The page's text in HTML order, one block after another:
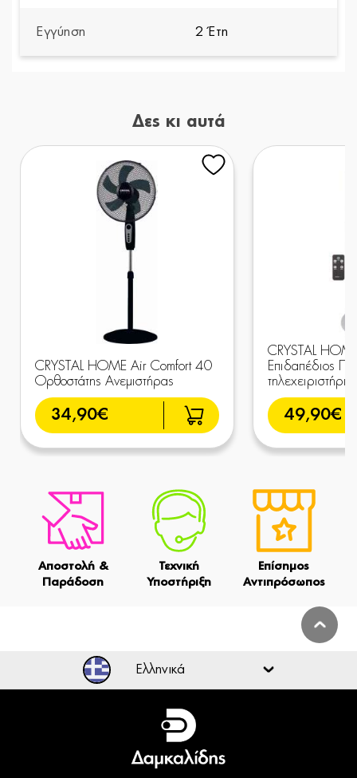
Εγγύηση 2 Έτη
Δες κι αυτά
CRYSTAL HOME Air Comfort 40
Ορθοστάτης Ανεμιστήρας
34,90€
CRYSTAL
Επιδαπέδιος
τηλεχειριστήριο
49,90€
Αποστολή &
Παράδοση
Τεχνική
Υποστήριξη
Επίσημος
Αντιπρόσωπος
Ελληνικά
Ελληνικά
English